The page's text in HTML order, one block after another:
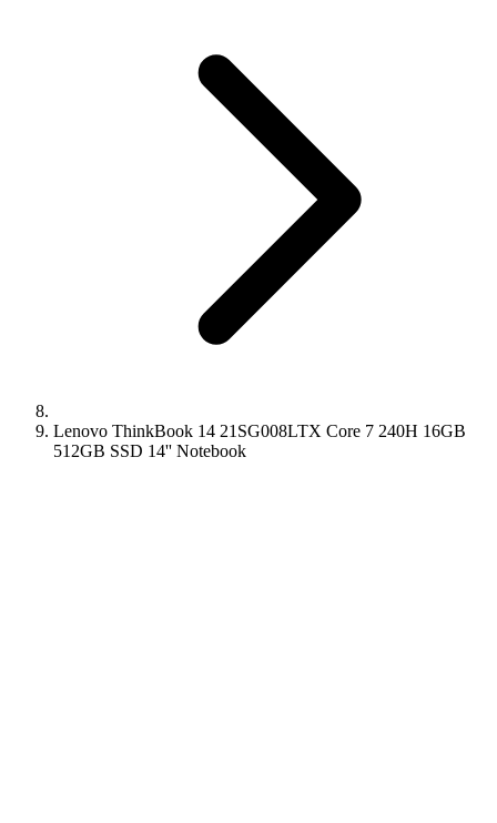
Lenovo ThinkBook 14 21SG008LTX Core 7 240H 16GB
512GB SSD 14'' Notebook